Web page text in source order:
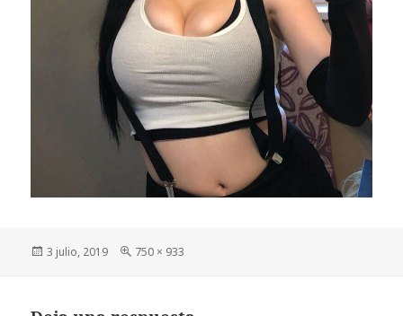
Publicado
3 julio, 2019
Tamaño
750 × 933